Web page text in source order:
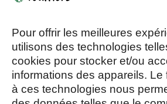
Pour offrir les meilleures
utilisons des technologies
cookies pour stocker et/ou
informations des appareils. Le
à ces technologies nous
13h30/17h15
Mercredi et Samedi : 8h- 12h